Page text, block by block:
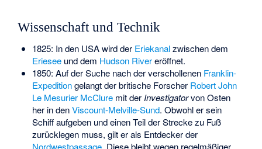
Wissenschaft und Technik
1825: In den USA wird der Eriekanalzwischen dem
Erieseeund dem Hudson Rivereröffnet.
1850: Auf der Suche nach der verschollenen Franklin-
Expeditiongelangt der britische Forscher Robert John
Le Mesurier McCluremit der Investigatorvon Osten
her in denViscount-Melville-Sund. Obwohl er sein
Schiff aufgeben und einen Teil der Strecke zu Fuß
zurücklegen muss, gilt er als Entdecker der
Nordwestpassage. Diese bleibt wegen regelmäßiger